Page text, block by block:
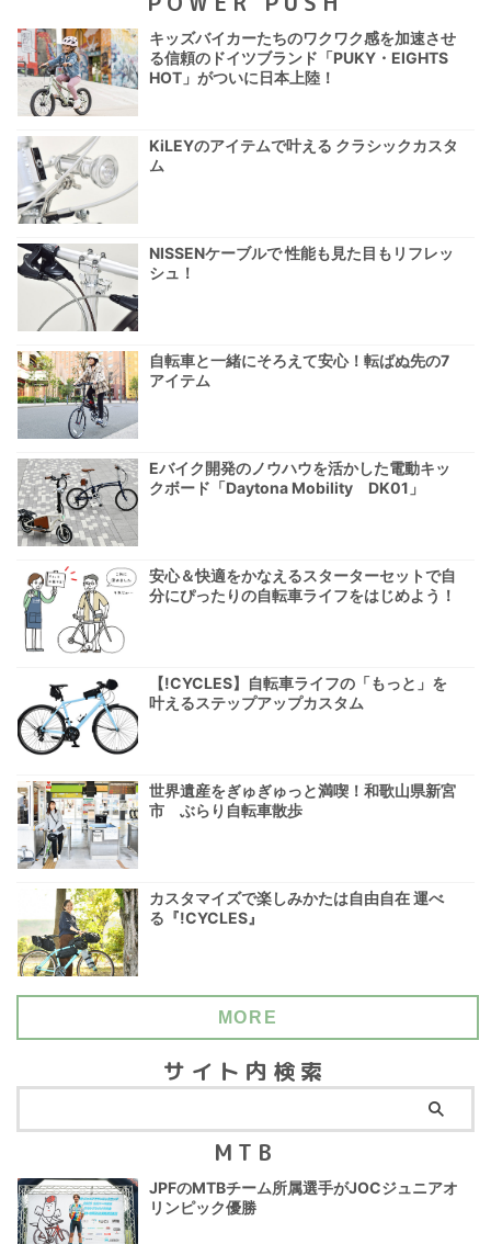
キッズバイカーたちのワクワク感を加速させ
る信頼のドイツブランド「PUKY・EIGHTS
HOT」がついに日本上陸！
KiLEYのアイテムで叶える クラシックカスタ
ム
NISSENケーブルで 性能も見た目もリフレッ
シュ！
自転車と一緒にそろえて安心！転ばぬ先の7
アイテム
Eバイク開発のノウハウを活かした電動キッ
クボード「Daytona Mobility DK01」
安心＆快適をかなえるスターターセットで自
分にぴったりの自転車ライフをはじめよう！
【!CYCLES】自転車ライフの「もっと」を
叶えるステップアップカスタム
世界遺産をぎゅぎゅっと満喫！和歌山県新宮
市 ぶらり自転車散歩
カスタマイズで楽しみかたは自由自在 運べ
る『!CYCLES』
MORE
サイト内検索
MTB
JPFのMTBチーム所属選手がJOCジュニアオ
リンピック優勝